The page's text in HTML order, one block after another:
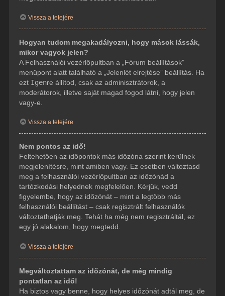
Vissza a tetejére
Hogyan tudom megakadályozni, hogy mások lássák,
mikor vagyok jelen?
A Felhasználói vezérlőpultban a „Fórum beállítások”
menüpont alatt található a „Jelenlét elrejtése” beállítás. Ha
ezt Igenre állítod, csak az adminisztrátorok, a
moderátorok, illetve saját magad fogod látni, hogy jelen
vagy-e.
Vissza a tetejére
Nem pontos az idő!
Feltehetően az időpontok más időzóna szerint kerülnek
megjelenítésre, mint amiben vagy. Ez esetben változtasd
meg a felhasználói vezérlőpultban az időzónád a
tartózkodási helyednek megfelelően. Kérjük, vedd
figyelembe, hogy az időzónát – mint a legtöbb más
felhasználói beállítást – csak regisztrált felhasználók
változtathatják meg. Tehát ha még nem regisztráltál, ez
egy jó alakalom, hogy megtedd.
Vissza a tetejére
Megváltoztattam az időzónát, de még mindig
pontatlan az idő!
Ha biztos vagy benne, hogy helyes időzónát adtál meg, de